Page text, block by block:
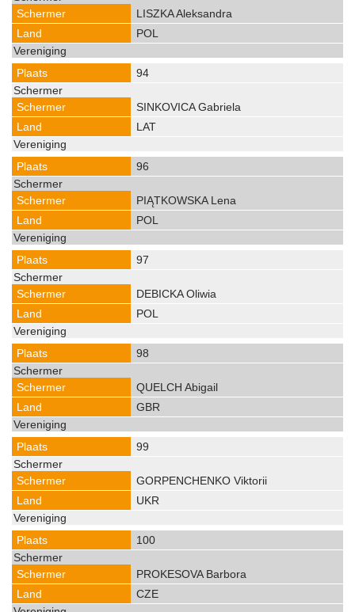
LISZKA Aleksandra
POL
94
SINKOVICA Gabriela
LAT
96
PIĄTKOWSKA Lena
POL
97
DEBICKA Oliwia
POL
98
QUELCH Abigail
GBR
99
GORPENCHENKO Viktorii
UKR
100
PROKESOVA Barbora
CZE